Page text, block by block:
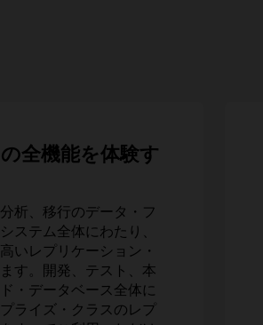
全機能を体験す
析、移行のデータ・フ
ステム全体にわたり、
いレプリケーション・
す。開発、テスト、本
・データベース全体に
ライズ・クラスのレプ